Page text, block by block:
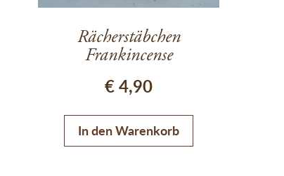
Rächerstäbchen
Frankincense
€4,90
In den Warenkorb